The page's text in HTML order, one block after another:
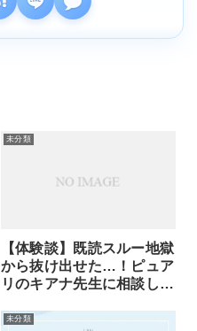
未分類
【体験談】既読スルー地獄
から抜け出せた…！ピュア
リのキアナ先生に相談した
えた話
未分類